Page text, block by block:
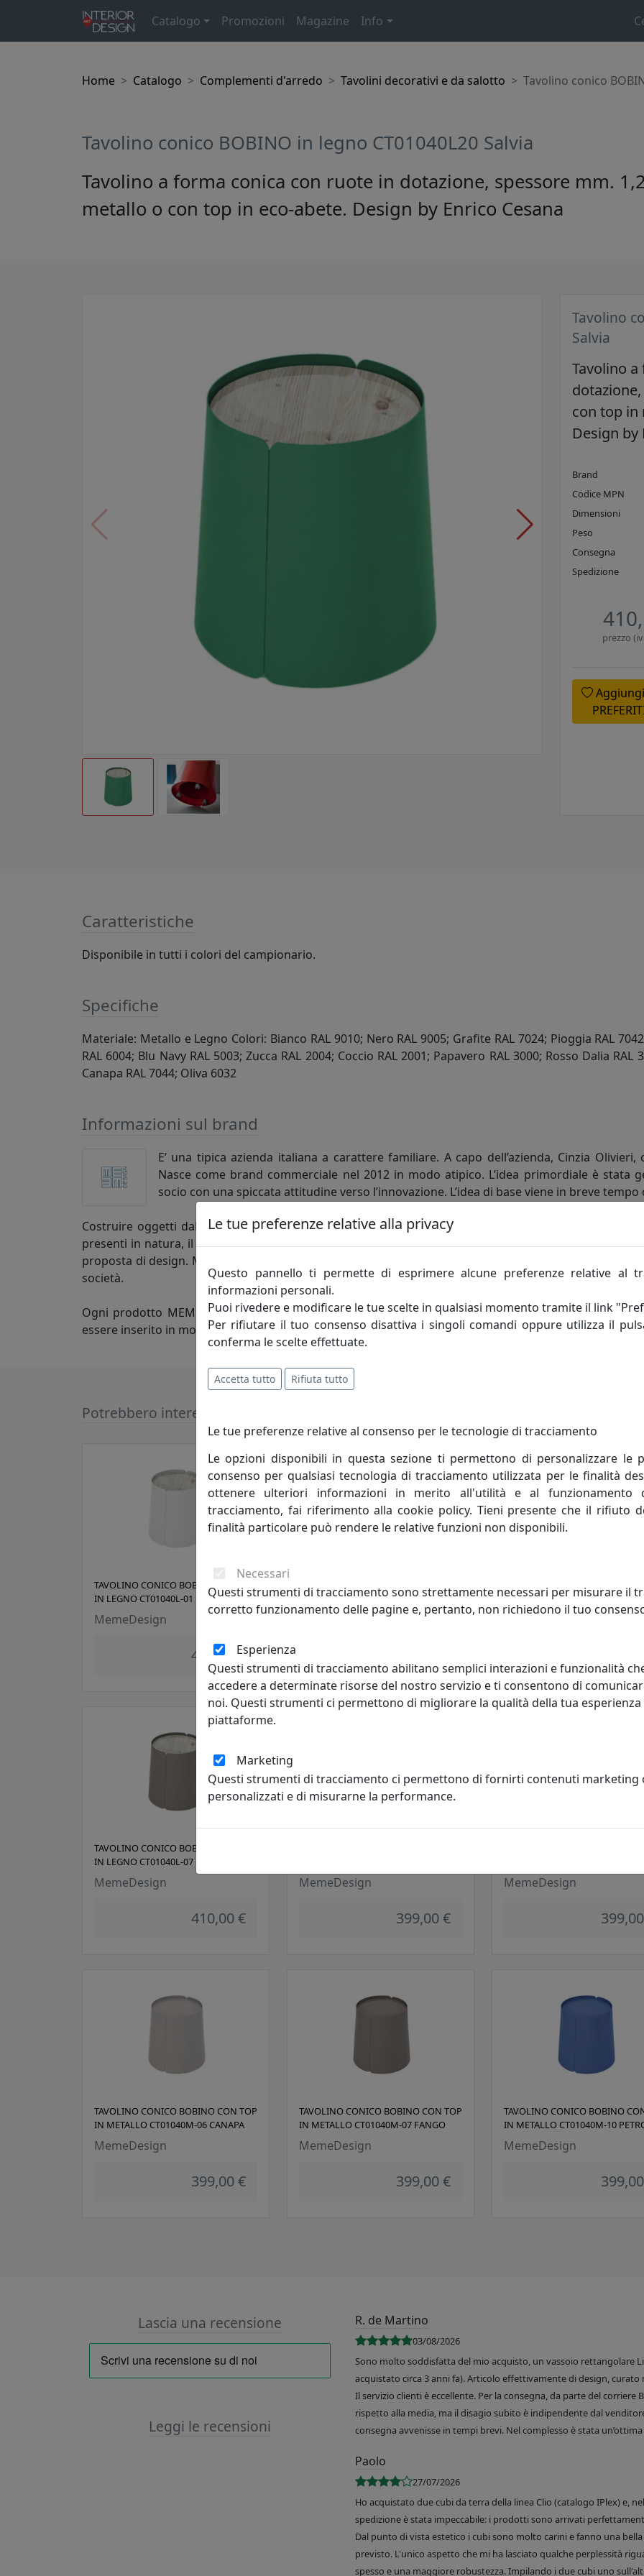
Catalogo Promozioni Magazine Info
Home Catalogo Complementi d'arredo Tavolini decorativi e da salotto Tavolino conico
Tavolino conico BOBINO in legno CT01040L20 Salvia
Tavolino a forma conica con ruote in dotazione, spessore mm.
metallo o con top in eco-abete. Design by Enrico Cesana
Tavolino
Salvia
Tavolino
con top in
Design by
Brand
Codice MPN
Dimensioni
Peso
Consegna
Spedizione
prezzo
Caratteristiche
Disponibile in tutti i colori del campionario.
Specifiche
Materiale: Metallo e Legno Colori: Bianco RAL 9010; Nero RAL 9005; Grafite RAL 7024; Pioggia RAL
RAL 6004; Blu Navy RAL 5003; Zucca RAL 2004; Coccio RAL 2001; Papavero RAL 3000; Rosso Dalia
Canapa RAL 7044; Oliva 6032
Informazioni sul brand
E’ una tipica azienda italiana a carattere familiare. A capo dell’azienda, Cinzia
Nasce come brand commerciale nel 2012 in modo atipico. L’idea primordiale è stata
socio con una spiccata attitudine verso l’innovazione. L’idea di base viene in breve
Costruire oggetti dal design propositivo, contemporaneo e che abbiano un utilizzo pratico in più
presenti in natura, il ferro e nello specifico la lamiera, attraverso forme e linee morbide, curvilinee,
proposta di design. MEME trae il suo nome dalla memetica, la moderna scienza che studia i memi,
società.
Ogni prodotto MEME deve pertanto rispondere ai seguenti requisiti: Design creativo e
essere inserito in molteplici aree abitative, Qualità eccellente MADE IN ITALY, Semplicità nel trasporto
Potrebbero interessarti
TAVOLINO CONICO BOBINO CON TOP
IN LEGNO CT01040L-01 BIANCO
MemeDesign
410,00 €
TAVOLINO CONICO BOBINO CON TOP
IN LEGNO CT01040L-03 PIOGGIA
TAVOLINO CONICO BOBINO
IN LEGNO CT01040L-04 GRAFITE
TAVOLINO CONICO BOBINO CON TOP
IN LEGNO CT01040L-07 FANGO
MemeDesign
410,00 €
MemeDesign
399,00 €
MemeDesign
TAVOLINO CONICO BOBINO CON TOP
IN METALLO CT01040M-06 CANAPA
MemeDesign
399,00 €
TAVOLINO CONICO BOBINO CON TOP
IN METALLO CT01040M-07 FANGO
MemeDesign
399,00 €
TAVOLINO CONICO BOBINO
IN METALLO CT01040M-10
MemeDesign
Lascia una recensione
Leggi le recensioni
R. de Martino
03/08/2026
Sono molto soddisfatta del mio acquisto, un vassoio rettangolare
acquistato circa 3 anni fa). Articolo effettivamente di design,
Il servizio clienti è eccellente. Per la consegna, da parte del
rispetto alla media, ma il disagio subito è indipendente dal
consegna avvenisse in tempi brevi. Nel complesso è stata
Paolo
27/07/2026
Ho acquistato due cubi da terra della linea Clio (catalogo IPlex) e,
spedizione è stata impeccabile: i prodotti sono arrivati
Dal punto di vista estetico i cubi sono molto carini e fanno una
previsto. L'unico aspetto che mi ha lasciato qualche perplessità
spesso e una maggiore robustezza. Impilando i due cubi uno
Le tue preferenze relative alla privacy
Questo pannello ti permette di esprimere alcune preferenze relative al
informazioni personali.
Puoi rivedere e modificare le tue scelte in qualsiasi momento tramite il link
Per rifiutare il tuo consenso disattiva i singoli comandi oppure utilizza il
conferma le scelte effettuate.
Accetta tutto Rifiuta tutto
Le tue preferenze relative al consenso per le tecnologie di tracciamento
Le opzioni disponibili in questa sezione ti permettono di personalizzare le
consenso per qualsiasi tecnologia di tracciamento utilizzata per le finalità
ottenere ulteriori informazioni in merito all'utilità e al
tracciamento, fai riferimento alla cookie policy. Tieni presente che il rifiuto
finalità particolare può rendere le relative funzioni non disponibili.
Necessari
Questi strumenti di tracciamento sono strettamente necessari per misurare il
corretto funzionamento delle pagine e, pertanto, non richiedono il tuo
Esperienza
Questi strumenti di tracciamento abilitano semplici interazioni e funzionalità
accedere a determinate risorse del nostro servizio e ti consentono di
noi. Questi strumenti ci permettono di migliorare la qualità della tua
piattaforme.
Marketing
Questi strumenti di tracciamento ci permettono di fornirti contenuti marketing
personalizzati e di misurarne la performance.